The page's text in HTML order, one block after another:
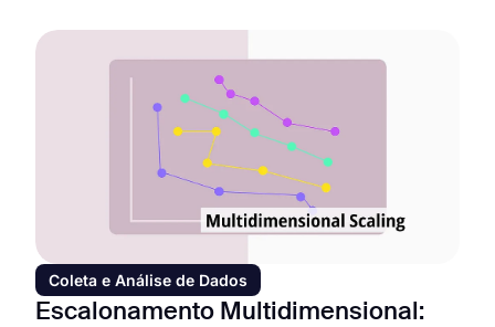
Coleta e Análise de Dados
Escalonamento Multidimensional: